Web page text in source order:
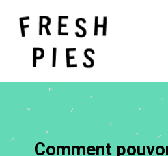
Accueil
A propos de
Ce que nous faisons
Notre travail
Comment